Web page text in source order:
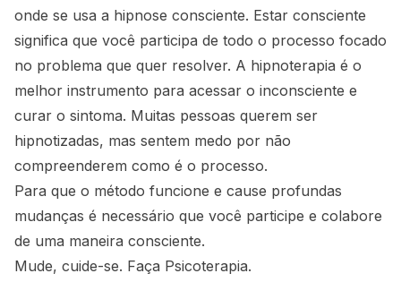
onde se usa a hipnose consciente. Estar consciente
significa que você participa de todo o processo focado
no problema que quer resolver. A hipnoterapia é o
melhor instrumento para acessar o inconsciente e
curar o sintoma. Muitas pessoas querem ser
hipnotizadas, mas sentem medo por não
compreenderem como é o processo.
Para que o método funcione e cause profundas
mudanças é necessário que você participe e colabore
de uma maneira consciente.
Mude, cuide-se. Faça Psicoterapia.